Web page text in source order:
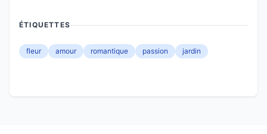
ÉTIQUETTES
fleur amour romantique passion jardin